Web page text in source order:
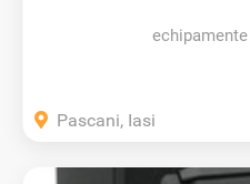
Pascani, Iasi